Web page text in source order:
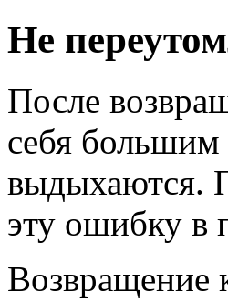
Не
После
себя большим
выдыхаются.
эту ошибку в
Возвращение